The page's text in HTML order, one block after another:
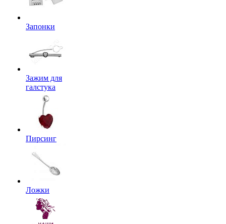
Запонки
Зажим для
галстука
Пирсинг
Ложки